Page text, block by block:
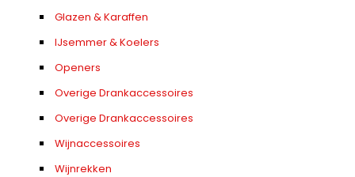
Glazen & Karaffen
IJsemmer & Koelers
Openers
Overige Drankaccessoires
Overige Drankaccessoires
Wijnaccessoires
Wijnrekken